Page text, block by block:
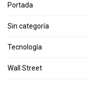
Portada
Sin categoría
Tecnología
Wall Street